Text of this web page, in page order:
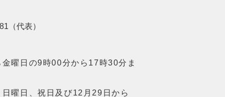
（代表）
金曜日の9時00分から17時30分ま
日曜日、祝日及び12月29日から